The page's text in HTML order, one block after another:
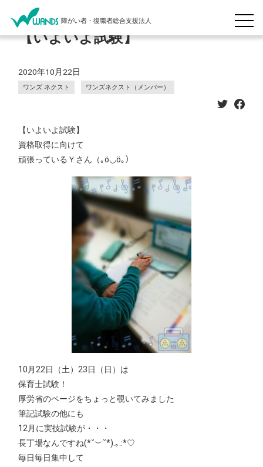
障がい者・復職者総合支援法人
【いよいよ試験】
2020年10月22日
ワンズ ネクスト ワンズネクスト（メンバー）
【いよいよ試験】
資格取得に向けて
頑張っているＹさん（｡ӧ◡ӧ｡）
10月22日（土）23日（日）は
保育士試験！
厚労省のページをちょっと覗いてみました
筆記試験の他にも
12月に実技試験が・・・
長丁場なんですね(*˘︶˘*).｡.:*♡
毎日毎日集中して